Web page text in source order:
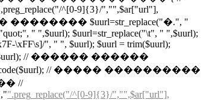
^[0-9]{3}/","",$ar["url"],
�������� $uurl=str_replace("�.", "
" ",$uurl); $uurl=str_replace("\t", " ",$uurl);
\xFF\s]/", " ", $uurl); $uurl = trim($uurl);
",$uurl); // ������ ������
// ����� ����������
//
".preg_replace("/^[0-9]{3}/","",$ar["url"],